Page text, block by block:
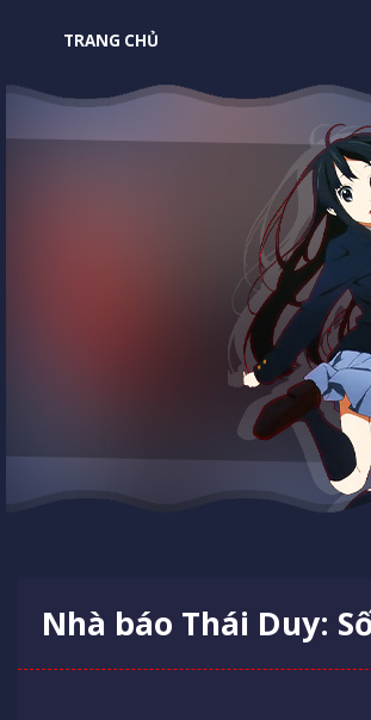
TRANG CHỦ
Nhà báo Thái Duy: